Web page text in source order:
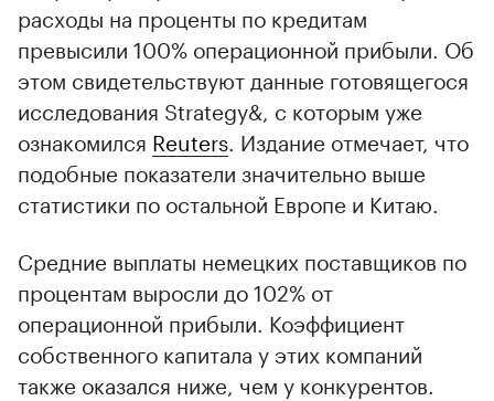
расходы на проценты по кредитам
превысили 100% операционной прибыли. Об
этом свидетельствуют данные готовящегося
исследования Strategy&, с которым уже
ознакомился Reuters . Издание отмечает, что
подобные показатели значительно выше
статистики по остальной Европе и Китаю.
Средние выплаты немецких поставщиков по
процентам выросли до 102% от
операционной прибыли. Коэффициент
собственного капитала у этих компаний
также оказался ниже, чем у конкурентов.